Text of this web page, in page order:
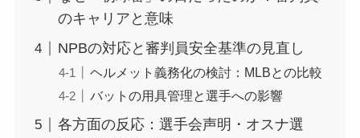
のキャリアと意味
NPBの対応と審判員安全基準の見直し
ヘルメット義務化の検討：MLBとの比較
バットの用具管理と選手への影響
各方面の反応：選手会声明・オスナ選